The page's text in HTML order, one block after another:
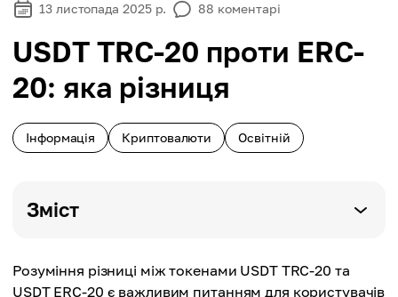
13 листопада 2025 р. 88 коментарі
USDT TRC-20 проти ERC-
20: яка різниця
Інформація Криптовалюти Освітній
Зміст
Розуміння різниці між токенами USDT TRC-20 та
USDT ERC-20 є важливим питанням для користувачів